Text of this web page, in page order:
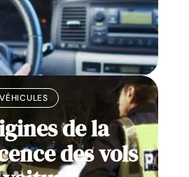
VÉHICULES
de la
des vols